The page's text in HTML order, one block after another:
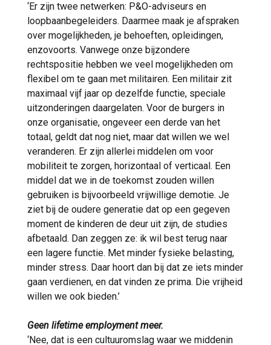
‘Er zijn twee netwerken: P&O-adviseurs en
loopbaanbegeleiders. Daarmee maak je afspraken
over mogelijkheden, je behoeften, opleidingen,
enzovoorts. Vanwege onze bijzondere
rechtspositie hebben we veel mogelijkheden om
flexibel om te gaan met militairen. Een militair zit
maximaal vijf jaar op dezelfde functie, speciale
uitzonderingen daargelaten. Voor de burgers in
onze organisatie, ongeveer een derde van het
totaal, geldt dat nog niet, maar dat willen we wel
veranderen. Er zijn allerlei middelen om voor
mobiliteit te zorgen, horizontaal of verticaal. Een
middel dat we in de toekomst zouden willen
gebruiken is bijvoorbeeld vrijwillige demotie. Je
ziet bij de oudere generatie dat op een gegeven
moment de kinderen de deur uit zijn, de studies
afbetaald. Dan zeggen ze: ik wil best terug naar
een lagere functie. Met minder fysieke belasting,
minder stress. Daar hoort dan bij dat ze iets minder
gaan verdienen, en dat vinden ze prima. Die vrijheid
willen we ook bieden.’
Geen lifetime employment meer.
‘Nee, dat is een cultuuromslag waar we middenin